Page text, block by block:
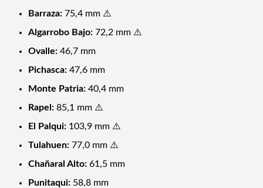
Barraza: 75,4 mm ⚠️
Algarrobo Bajo: 72,2 mm ⚠️
Ovalle: 46,7 mm
Pichasca: 47,6 mm
Monte Patria: 40,4 mm
Rapel: 85,1 mm ⚠️
El Palqui: 103,9 mm ⚠️
Tulahuen: 77,0 mm ⚠️
Chañaral Alto: 61,5 mm
Punitaqui: 58,8 mm